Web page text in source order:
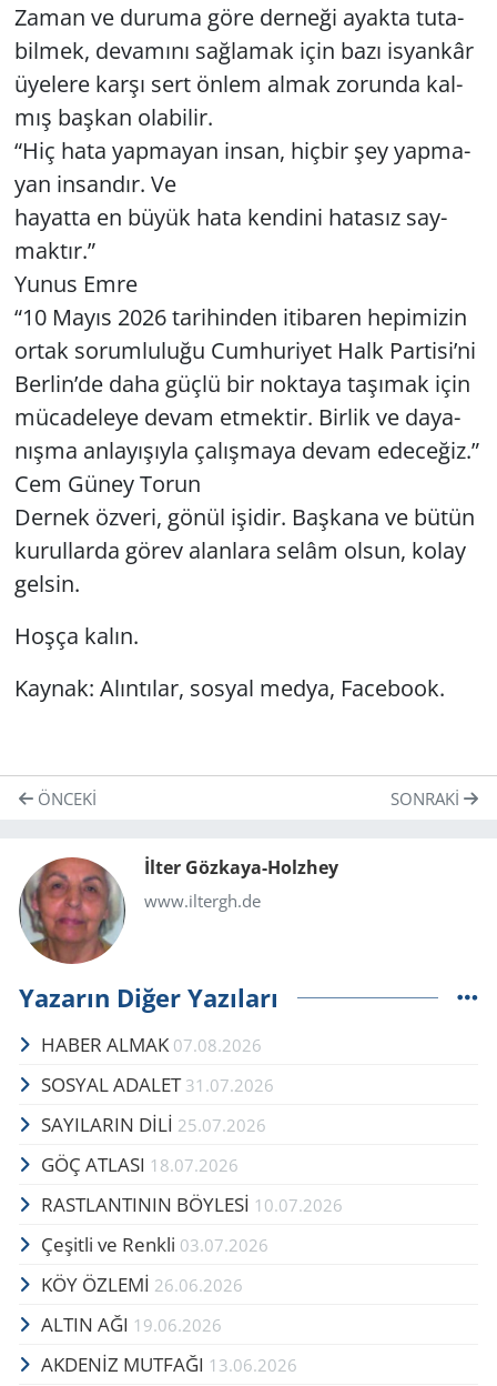
Zaman ve du­ru­ma göre der­ne­ği ayak­ta tu­ta­
bil­mek, de­va­mı­nı sağ­la­mak için bazı is­yan­kâr
üye­le­re karşı sert önlem almak zo­run­da kal­
mış baş­kan ola­bi­lir.
“Hiç hata yap­ma­yan insan, hiç­bir şey yap­ma­
yan in­san­dır. Ve
ha­yat­ta en büyük hata ken­di­ni ha­ta­sız say­
mak­tır.”
Yunus Emre
“10 Mayıs 2026 ta­ri­hin­den iti­ba­ren he­pi­mi­zin
ortak so­rum­lu­lu­ğu Cum­hu­ri­yet Halk Par­ti­si’ni
Ber­lin’de daha güçlü bir nok­ta­ya ta­şı­mak için
mü­ca­de­le­ye devam et­mek­tir. Bir­lik ve da­ya­
nış­ma an­la­yı­şıy­la ça­lış­ma­ya devam ede­ce­ğiz.”
Cem Güney Torun
Der­nek öz­ve­ri, gönül işi­dir. Baş­ka­na ve bütün
ku­rul­lar­da görev alan­la­ra selâm olsun, kolay
gel­sin.
Hoşça kalın.
Kay­nak: Alın­tı­lar, sos­yal medya, Fa­ce­bo­ok.
ÖNCEKI SONRAKI
İlter Gözkaya-Holzhey
www.iltergh.de
Yazarın Diğer Yazıları
HABER ALMAK 07.08.2026
SOSYAL ADALET 31.07.2026
SAYILARIN DİLİ 25.07.2026
GÖÇ AT­LA­SI 18.07.2026
RAST­LAN­TI­NIN BÖY­LESİ 10.07.2026
Çe­şit­li ve Renk­li 03.07.2026
KÖY ÖZLEMİ 26.06.2026
ALTIN AĞI 19.06.2026
AKDENİZ MUTFAĞI 13.06.2026